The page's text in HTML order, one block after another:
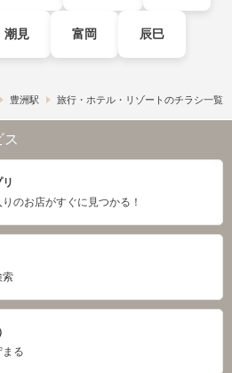
潮見 富岡 辰巳
豊洲駅 旅行・ホテル・リゾートのチラシ一覧
のお店がすぐに見つかる！
索
る